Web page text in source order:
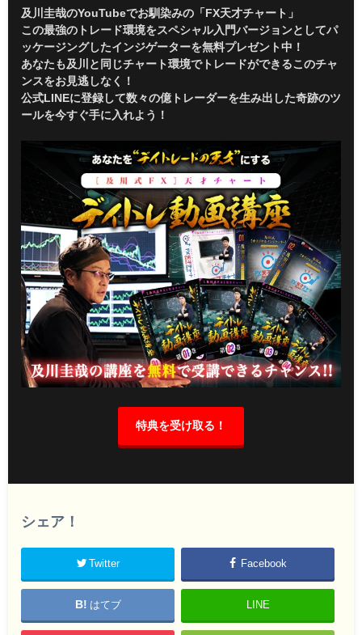
及川圭哉のYouTubeでお馴染みの「FX天才チャート」
この最強のトレード環境をスペシャル入門バージョンとしてパ
ッケージングしたインジゲーターを無料プレゼント中！
あなたも及川と同じチャート環境でトレードができるこのチャ
ンスをお見逃しなく！
公式LINEに登録して数々の億トレーダーを生み出した奇跡のツ
ールを今すぐ手に入れよう！
特典を受け取る！
シェア！
Twitter Facebook
はてブ LINE